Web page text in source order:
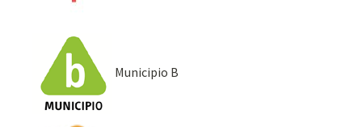
Municipio B